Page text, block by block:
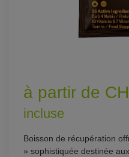
à partir de
incluse
Boisson de récupération
» sophistiquée destinée